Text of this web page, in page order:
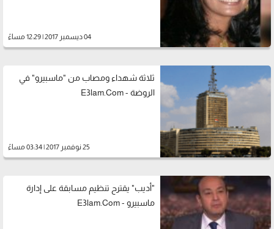
04 ديسمبر 2017 | 12:29 مساءً
ثلاثة شهداء ومصاب من "ماسبيرو" في
الروضة - E3lam.Com
25 نوفمبر 2017 | 03:34 مساءً
"أديب" يقترح تنظيم مسابقة على إدارة
ماسبيرو - E3lam.Com